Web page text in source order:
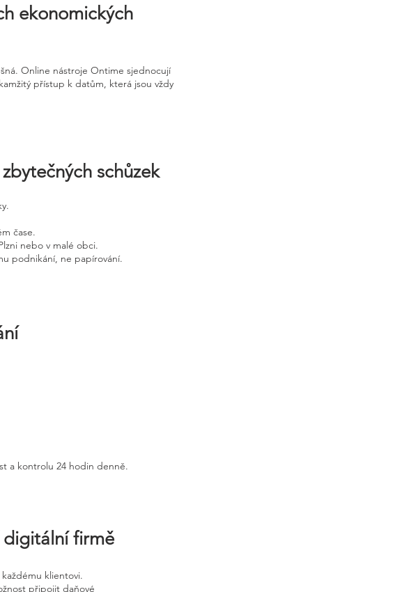
ekonomických
Online nástroje Ontime sjednocují
přístup k datům, která jsou vždy
schůzek
čase.
nebo v malé obci.
podnikání, ne papírování.
a kontrolu 24 hodin denně.
digitální firmě
klientovi.
připojit daňové